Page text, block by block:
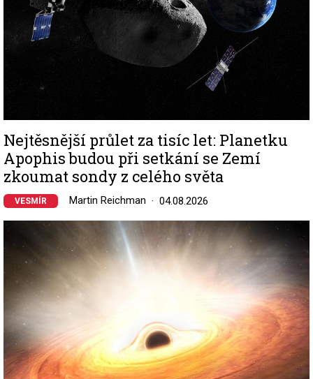
Nejtěsnější průlet za tisíc let: Planetku
Apophis budou při setkání se Zemí
zkoumat sondy z celého světa
VESMÍR Martin Reichman 04.08.2026
Image